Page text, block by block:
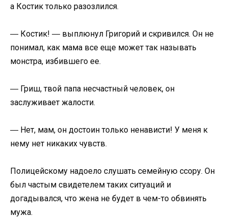
а Костик только разозлился.
― Костик! ― выплюнул Григорий и скривился. Он не
понимал, как мама все еще может так называть
монстра, избившего ее.
― Гриш, твой папа несчастный человек, он
заслуживает жалости.
― Нет, мам, он достоин только ненависти! У меня к
нему нет никаких чувств.
Полицейскому надоело слушать семейную ссору. Он
был частым свидетелем таких ситуаций и
догадывался, что жена не будет в чем-то обвинять
мужа.